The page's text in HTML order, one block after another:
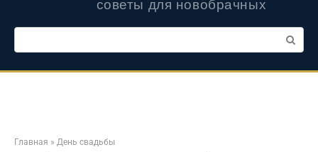
советы для новобрачных
Поиск:
Главная » День свадьбы